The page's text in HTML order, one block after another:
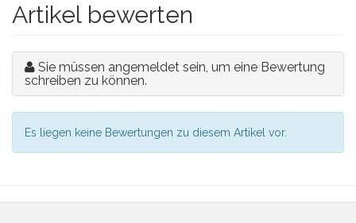
Artikel bewerten
Sie müssen angemeldet sein, um eine Bewertung
schreiben zu können.
Es liegen keine Bewertungen zu diesem Artikel vor.